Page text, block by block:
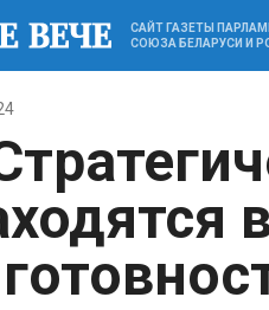
САЙТ ГАЗЕТЫ
СОЮЗА БЕЛАРУСИ И